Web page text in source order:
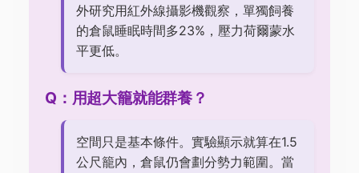
外研究用紅外線攝影機觀察，單獨飼養
的倉鼠睡眠時間多23%，壓力荷爾蒙水
平更低。
Q：用超大籠就能群養？
空間只是基本條件。實驗顯示就算在1.5
公尺籠內，倉鼠仍會劃分勢力範圍。當